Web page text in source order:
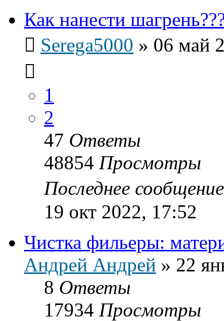
Как нанести
Serega5000 » 06 май
1
2
47 Ответы
48854 Просмотры
Последнее
19 окт 2022, 17:52
Чистка фильеры:
Андрей Андрей » 22
8 Ответы
17934 Просмотры